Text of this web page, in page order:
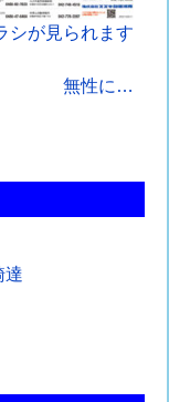
シが見られます
無性に…
達